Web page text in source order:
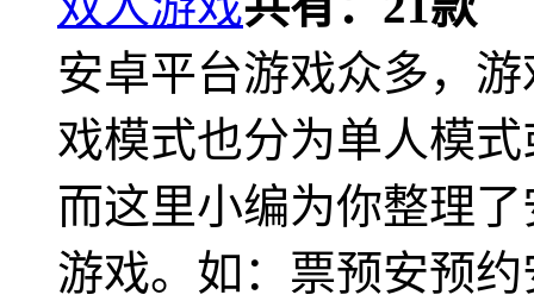
安卓平台游戏众多，
戏模式也分为单人模
而这里小编为你整理
游戏。如：票预安预